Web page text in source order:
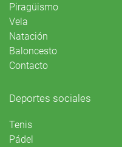
Piragüismo
Vela
Natación
Baloncesto
Contacto
Deportes sociales
Tenis
Pádel